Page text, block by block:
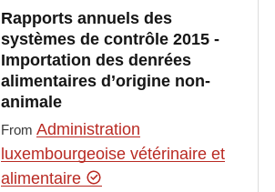
Rapports annuels des
systèmes de contrôle 2015 -
Importation des denrées
alimentaires d’origine non-
animale
From Administration
luxembourgeoise vétérinaire et
alimentaire